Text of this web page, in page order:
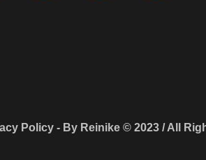
Policy - By Reinike © 2023 / All